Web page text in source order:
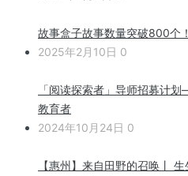
故事盒子故事数量突破800个！
2025年2月10日 0
「阅读探索者」导师招募计
教育者
2024年10月24日 0
【惠州】来自田野的召唤丨